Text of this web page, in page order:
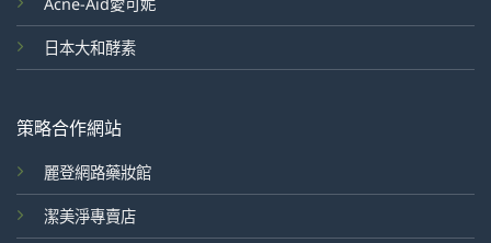
Acne-Aid愛可妮
日本大和酵素
策略合作網站
麗登網路藥妝館
潔美淨專賣店